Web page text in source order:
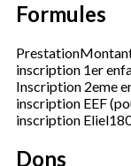
Formules
Prestation
inscription 1er
Inscription 2eme
inscription EEF
inscription Eliel
Dons